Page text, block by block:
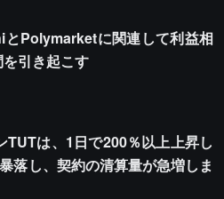
とPolymarketに関連して利益相
引き起こす
TUTは、1日で200％以上上昇し
落し、契約の清算量が急増しま